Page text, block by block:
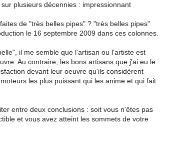
plusieurs décennies : impressionnant
de "très belles pipes" ? "très belles pipes"
le 16 septembre 2009 dans ces colonnes.
il me semble que l'artisan ou l'artiste est
Au contraire, les bons artisans que j'ai eu le
devant leur oeuvre qu'ils considèrent
les plus puissant qui les anime et qui fait
entre deux conclusions : soit vous n'êtes pas
et vous avez atteint les sommets de votre